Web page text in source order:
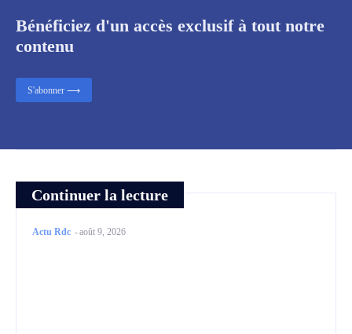
Continuer la lecture
Actu Rdc -août 9, 2026
Bénéficiez d'un accès exclusif à tout notre
contenu
S'abonner ⟶